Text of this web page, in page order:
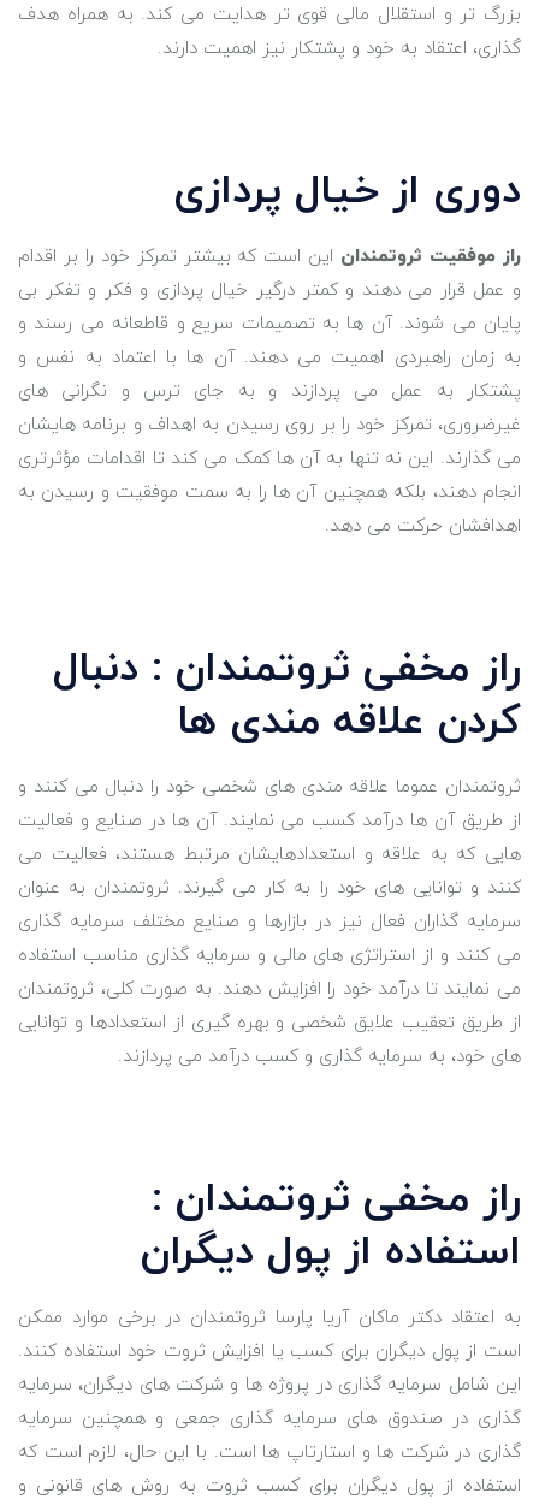
بزرگ‌ تر و استقلال مالی قوی ‌تر هدایت می ‌کند. به همراه هدف
گذاری، اعتقاد به خود و پشتکار نیز اهمیت دارند.
دوری از خیال پردازی
راز موفقیت ثروتمندان این است که بیشتر تمرکز خود را بر اقدام
و عمل قرار می ‌دهند و کمتر درگیر خیال پردازی و فکر و تفکر بی
‌پایان می‌ شوند. آن‌ ها به تصمیمات سریع و قاطعانه می ‌رسند و
به زمان راهبردی اهمیت می‌ دهند. آن‌ ها با اعتماد به نفس و
پشتکار به عمل می‌ پردازند و به جای ترس و نگرانی ‌های
غیرضروری، تمرکز خود را بر روی رسیدن به اهداف و برنامه ‌هایشان
می ‌گذارند. این نه ‌تنها به آن‌ ها کمک می ‌کند تا اقدامات مؤثرتری
انجام دهند، بلکه همچنین آن ‌ها را به سمت موفقیت و رسیدن به
اهدافشان حرکت می‌ دهد.
راز مخفی ثروتمندان : دنبال
کردن علاقه مندی ها
ثروتمندان عموما علاقه ‌مندی ‌های شخصی خود را دنبال می ‌کنند و
از طریق آن‌ ها درآمد کسب می‌ نمایند. آن‌ ها در صنایع و فعالیت
‌هایی که به علاقه و استعدادهایشان مرتبط هستند، فعالیت می‌
کنند و توانایی ‌های خود را به کار می‌ گیرند. ثروتمندان به عنوان
سرمایه‌ گذاران فعال نیز در بازارها و صنایع مختلف سرمایه ‌گذاری
می‌ کنند و از استراتژی ‌های مالی و سرمایه ‌گذاری مناسب استفاده
می ‌نمایند تا درآمد خود را افزایش دهند. به صورت کلی، ثروتمندان
از طریق تعقیب علایق شخصی و بهره‌ گیری از استعدادها و توانایی‌
های خود، به سرمایه‌ گذاری و کسب درآمد می ‌پردازند.
راز مخفی ثروتمندان :
استفاده از پول دیگران
به اعتقاد دکتر ماکان آریا پارسا ثروتمندان در برخی موارد ممکن
است از پول دیگران برای کسب یا افزایش ثروت خود استفاده کنند.
این شامل سرمایه‌ گذاری در پروژه ‌ها و شرکت‌ های دیگران، سرمایه‌
گذاری در صندوق‌ های سرمایه ‌گذاری جمعی و همچنین سرمایه
‌گذاری در شرکت ‌ها و استارتاپ‌ ها است. با این حال، لازم است که
استفاده از پول دیگران برای کسب ثروت به روش ‌های قانونی و